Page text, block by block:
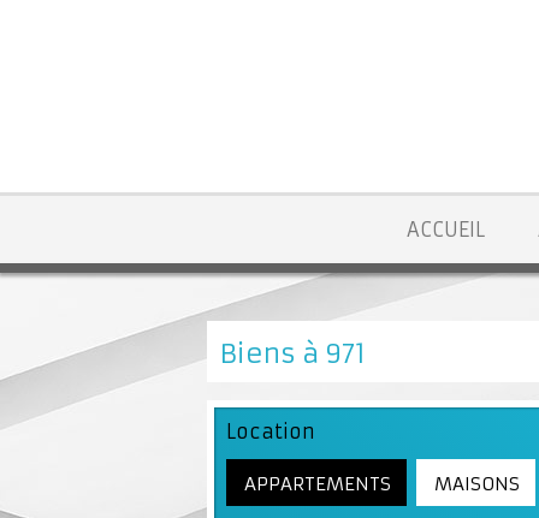
ACCUEIL
Biens à 971
Location
APPARTEMENTS MAISONS